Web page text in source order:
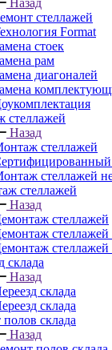
Назад
стеллажей
Format
стоек
рам
диагоналей
стеллажей
Назад
стеллажей
стеллажей
стеллажей
Назад
стеллажей
стеллажей
склада
Назад
склада
склада
склада
Назад